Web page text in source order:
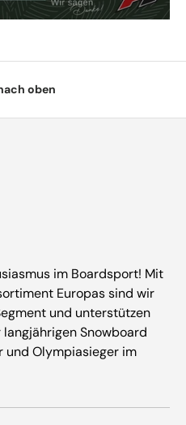
oben
im Boardsport! Mit
Europas sind wir
und unterstützen
Snowboard
und Olympiasieger im